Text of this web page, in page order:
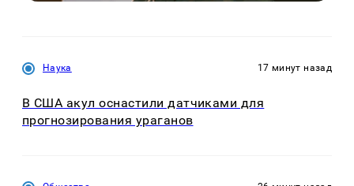
Наука 17 минут назад
В США акул оснастили датчиками для
прогнозирования ураганов